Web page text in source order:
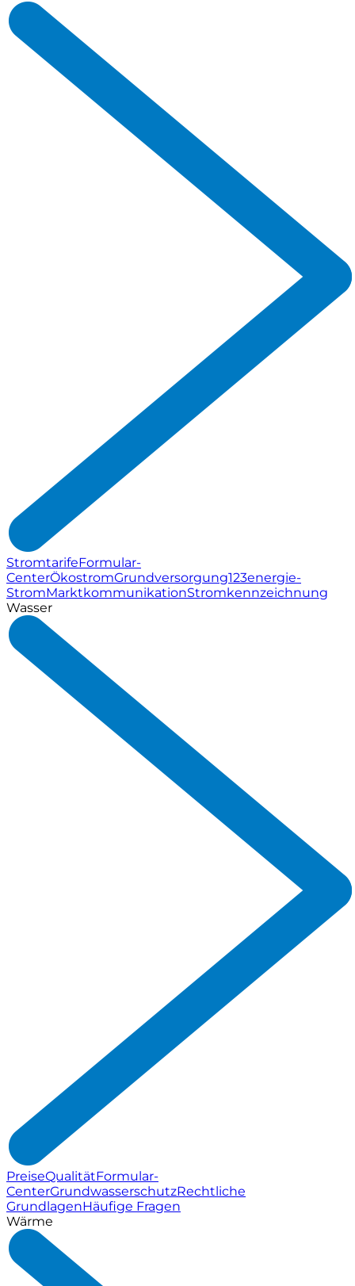
StromtarifeFormular-
CenterÖkostromGrundversorgung123energie-
StromMarktkommunikationStromkennzeichnung
Wasser
PreiseQualitätFormular-
CenterGrundwasserschutzRechtliche
GrundlagenHäufige Fragen
Wärme